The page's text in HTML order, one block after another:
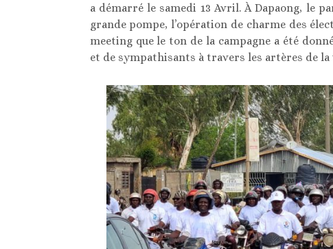
a démarré le samedi 13 Avril. À Dapaong, le
grande pompe, l’opération de charme des
meeting que le ton de la campagne a été
et de sympathisants à travers les artères de